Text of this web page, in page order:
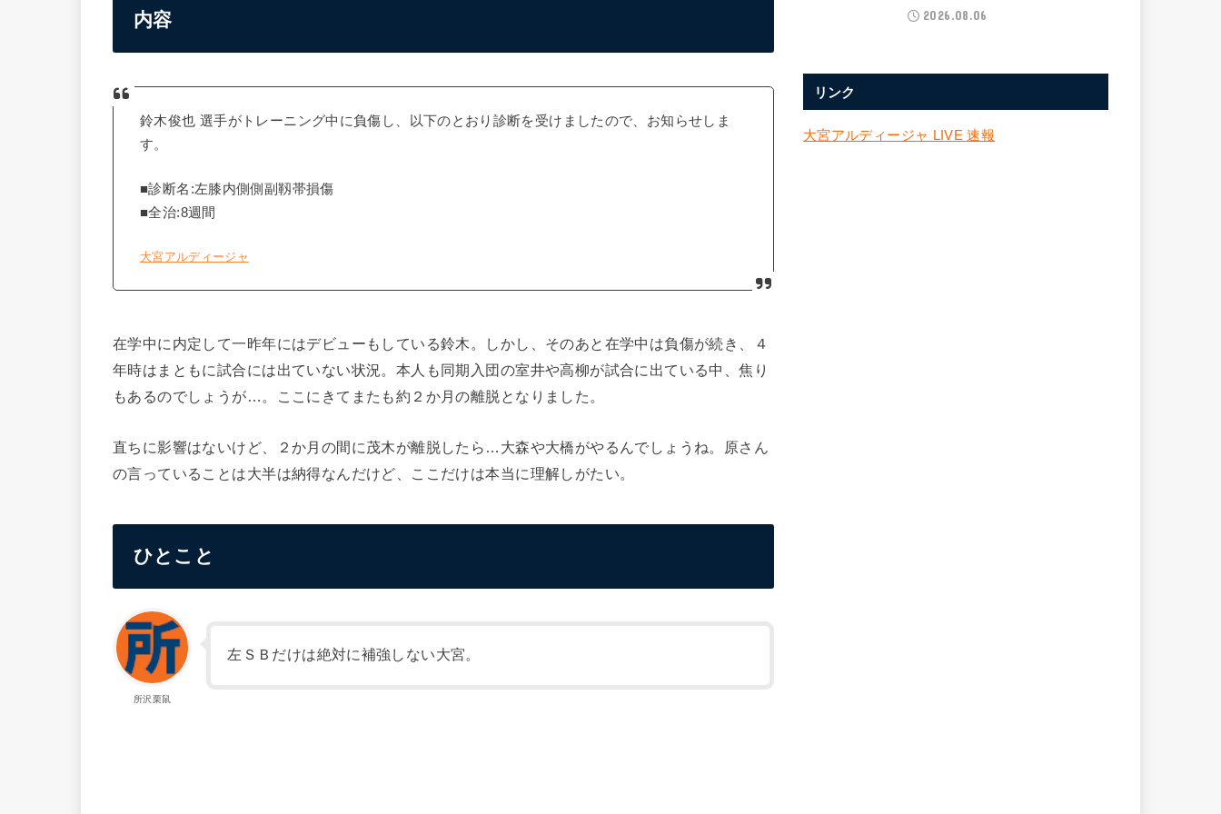
内容
鈴木俊也 選手がトレーニング中に負傷し、以下のとおり診断を受けましたので、お知らせしま
す。
■診断名:左膝内側側副靱帯損傷
■全治:8週間
大宮アルディージャ
在学中に内定して一昨年にはデビューもしている鈴木。しかし、そのあと在学中は負傷が続き、４
年時はまともに試合には出ていない状況。本人も同期入団の室井や高柳が試合に出ている中、焦り
もあるのでしょうが…。ここにきてまたも約２か月の離脱となりました。
直ちに影響はないけど、２か月の間に茂木が離脱したら…大森や大橋がやるんでしょうね。原さん
の言っていることは大半は納得なんだけど、ここだけは本当に理解しがたい。
ひとこと
所沢栗鼠
左ＳＢだけは絶対に補強しない大宮。
2026.08.06
リンク
大宮アルディージャ LIVE 速報